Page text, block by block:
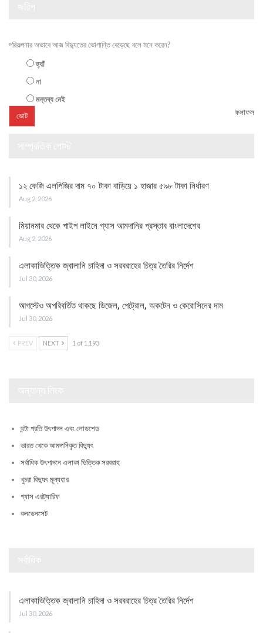
পরিকল্পনার অভাবে আজ বিদ্যুতের ভোগান্তি বেড়েছে বলে মনে করেন?
হ্যাঁ
না
মন্তব্য নেই
ফলাফল
১২ কেজি এলপিজির দাম ৭০ টাকা বাড়িয়ে ১ হাজার ৫৯৮ টাকা নির্ধারণ
Aug 2, 2026
মিয়ানমার থেকে পাইপ লাইনে গ্যাস আমদানির প্রস্তাব বাংলাদেশের
Aug 2, 2026
এলাকাভিত্তিক জ্বালানি চাহিদা ও সরবরাহের চিত্র তৈরির নির্দেশ
Jul 30, 2026
আগস্টেও অপরিবর্তিত থাকছে ডিজেল, পেট্রোল, অকটেন ও কেরোসিনের দাম
Jul 30, 2026
PREV NEXT 1 of 1,193
ঘন্টা প্রতি উৎপাদন এবং লোডশেড
ভারত থেকে আমদানিকৃত বিদ্যুৎ
সর্বাধিক উৎপাদনে এলাকা ভিত্তিক সরবরাহ
খুচরা বিদ্যুৎ মূল্যহার
গ্যাস এরট্যারিফ
কনডেনসেট
এলাকাভিত্তিক জ্বালানি চাহিদা ও সরবরাহের চিত্র তৈরির নির্দেশ
Jul 30, 2026